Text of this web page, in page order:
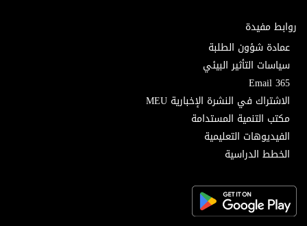
روابط مفيدة
عمادة شؤون الطلبة
سياسات التأثير البيئي
Email 365
الاشتراك في النشرة الإخبارية MEU
مكتب التنمية المستدامة
الفيديوهات التعليمية
الخطط الدراسية